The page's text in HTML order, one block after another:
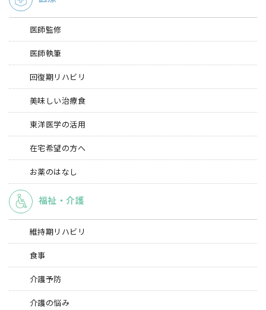
医師監修
医師執筆
回復期リハビリ
美味しい治療食
東洋医学の活用
在宅希望の方へ
お薬のはなし
福祉・介護
維持期リハビリ
食事
介護予防
介護の悩み